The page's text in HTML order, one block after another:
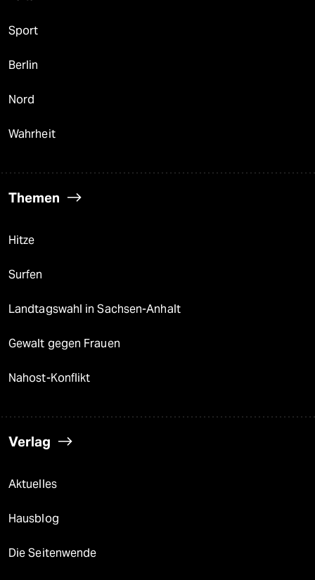
Sport
Berlin
Nord
Wahrheit
Themen
Hitze
Surfen
Landtagswahl in Sachsen-Anhalt
Gewalt gegen Frauen
Nahost-Konflikt
Verlag
Aktuelles
Hausblog
Die Seitenwende